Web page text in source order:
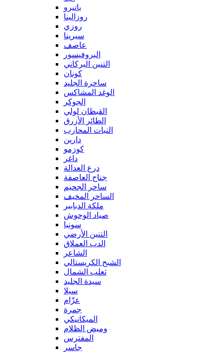
ياتيرو
روزالينا
روزي
سيرينا
عاصف
البروفيسور
التنين البركاني
كونان
ساحرة الجليد
الوغد المشاكس
الجوكر
القبطان لولي
الطائر الأزرق
النبات المحارب
دارين
كوزمو
داغر
درع العدالة
جناح العاصفة
ساحر الجحيم
الساحر المخيف
ملكة الدبابير
صياد الوحوش
سونيا
التنين الأرضي
الدب العملاق
الشاعر
الشبح الكريستالي
ثعلب الشمال
سيدة الجليد
سيلا
عزّام
جمرة
الميكانيكي
وميض الظلام
المفترس
جاسر